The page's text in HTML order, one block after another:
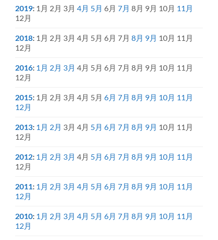
2019: 1月 2月 3月 4月 5月 6月 7月 8月 9月 10月 11月
12月
2018: 1月 2月 3月 4月 5月 6月 7月 8月 9月 10月 11月
12月
2016: 1月 2月 3月 4月 5月 6月 7月 8月 9月 10月 11月
12月
2015: 1月 2月 3月 4月 5月 6月 7月 8月 9月 10月 11月
12月
2013: 1月 2月 3月 4月 5月 6月 7月 8月 9月 10月 11月
12月
2012: 1月 2月 3月 4月 5月 6月 7月 8月 9月 10月 11月
12月
2011: 1月 2月 3月 4月 5月 6月 7月 8月 9月 10月 11月
12月
2010: 1月 2月 3月 4月 5月 6月 7月 8月 9月 10月 11月
12月